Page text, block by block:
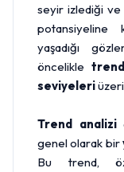
seyir izlediği
potansiyeline
yaşadığı
öncelikle
seviyeleri
Trend analizi
genel olarak bir
Bu trend,